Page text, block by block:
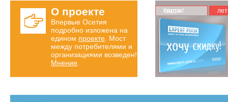
О проекте
Впервые Осетия
подробно изложена на
едином проекте . Мост
между потребителями и
организациями возведен!
Мнение
Карта скидок!